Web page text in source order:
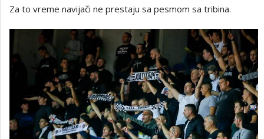
Za to vreme navijači ne prestaju sa pesmom sa tribina.